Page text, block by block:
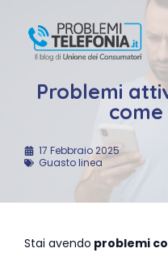
contenuto
Problemi
17 Febbraio 2025
Guasto linea
Stai avendo problemi